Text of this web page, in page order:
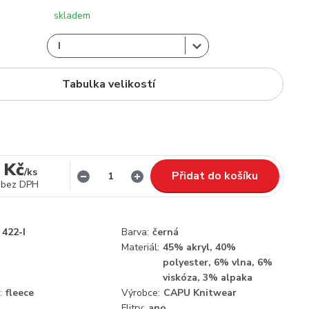
skladem
Tabulka velikostí
/ks
bez DPH
Přidat do košíku
422-I Barva: černá
Materiál: 45% akryl, 40%
polyester, 6% vlna, 6%
viskóza, 3% alpaka
fleece Výrobce: CAPU Knitwear